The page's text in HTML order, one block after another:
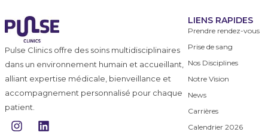
Pulse Clinics offre des soins multidisciplinaires
dans un environnement humain et accueillant,
alliant expertise médicale, bienveillance et
accompagnement personnalisé pour chaque
patient.
I
L
LIENS RAPIDES
Prendre rendez-vous
Prise de sang
Nos Disciplines
Notre Vision
News
Carrières
Calendrier 2026